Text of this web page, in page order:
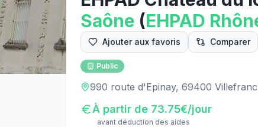
Saône (EHPAD
Ajouter aux favoris Comparer
Public
990 route d'Epinay, 69400
À partir de 73.75€/jour
avant déduction des aides